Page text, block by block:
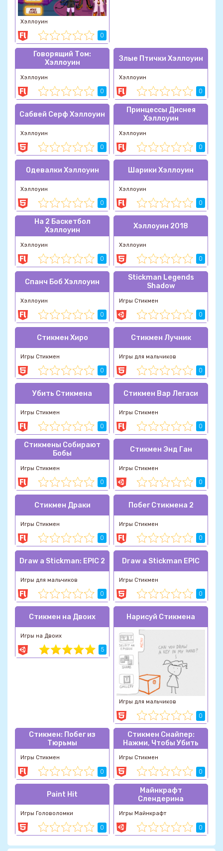
Хэллоуин
0
Говорящий Том:
Хэллоуин
Хэллоуин
0
Злые Птички Хэллоуин
Хэллоуин
0
Сабвей Серф Хэллоуин
Хэллоуин
0
Принцессы Диснея
Хэллоуин
Хэллоуин
0
Одевалки Хэллоуин
Хэллоуин
0
Шарики Хэллоуин
Хэллоуин
0
На 2 Баскетбол
Хэллоуин
Хэллоуин
0
Хэллоуин 2018
Хэллоуин
0
Спанч Боб Хэллоуин
Хэллоуин
0
Stickman Legends
Shadow
Игры Стикмен
0
Стикмен Хиро
Игры Стикмен
0
Стикмен Лучник
Игры для мальчиков
0
Убить Стикмена
Игры Стикмен
0
Стикмен Вар Легаси
Игры Стикмен
0
Стикмены Собирают
Бобы
Игры Стикмен
0
Стикмен Энд Ган
Игры Стикмен
0
Стикмен Драки
Игры Стикмен
0
Побег Стикмена 2
Игры Стикмен
0
Draw a Stickman: EPIC 2
Игры для мальчиков
0
Draw a Stickman EPIC
Игры Стикмен
0
Стикмен на Двоих
Игры на Двоих
5
Нарисуй Стикмена
Игры для мальчиков
0
Стикмен: Побег из
Тюрьмы
Игры Стикмен
0
Стикмен Снайпер:
Нажми, Чтобы Убить
Игры Стикмен
0
Paint Hit
Игры Головоломки
0
Майнкрафт
Слендерина
Игры Майнкрафт
0